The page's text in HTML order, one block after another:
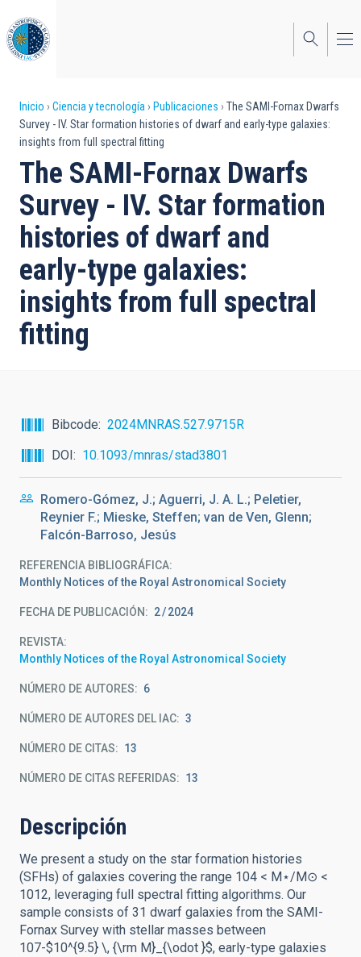
al
contenido
principal
Sobrescribir
enlaces
de
ayuda
a
la
navegación
Inicio Ciencia y tecnología Publicaciones
The SAMI-Fornax Dwarfs
Survey - IV. Star formation histories of dwarf and early-type galaxies:
insights from full spectral fitting
The SAMI-Fornax Dwarfs
Survey - IV. Star formation
histories of dwarf and
early-type galaxies:
insights from full spectral
fitting
Bibcode
2024MNRAS.527.9715R
DOI
10.1093/mnras/stad3801
Romero-Gómez, J.; Aguerri, J. A. L.; Peletier,
Reynier F.; Mieske, Steffen; van de Ven, Glenn;
Falcón-Barroso, Jesús
REFERENCIA BIBLIOGRÁFICA
Monthly Notices of the Royal Astronomical Society
FECHA DE PUBLICACIÓN: 2 2024
REVISTA
Monthly Notices of the Royal Astronomical Society
NÚMERO DE AUTORES 6
NÚMERO DE AUTORES DEL IAC 3
NÚMERO DE CITAS 13
NÚMERO DE CITAS REFERIDAS 13
Descripción
We present a study on the star formation histories
(SFHs) of galaxies covering the range 104 < M⋆/M⊙ <
1012, leveraging full spectral fitting algorithms. Our
sample consists of 31 dwarf galaxies from the SAMI-
Fornax Survey with stellar masses between
107-$10^{9.5} \, {\rm M}_{\odot }$, early-type galaxies